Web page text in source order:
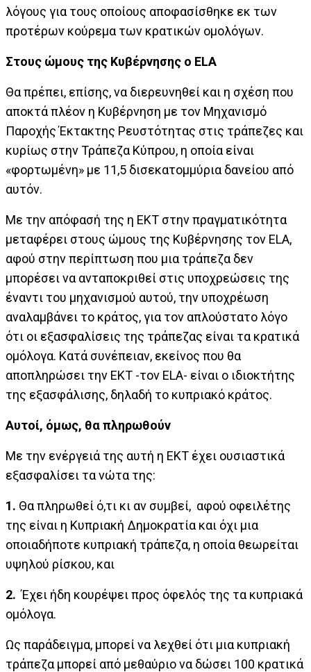
λόγους για τους οποίους αποφασίσθηκε εκ των
προτέρων κούρεμα των κρατικών ομολόγων.
Στους ώμους της Κυβέρνησης ο ELA
Θα πρέπει, επίσης, να διερευνηθεί και η σχέση που
αποκτά πλέον η Κυβέρνηση με τον Μηχανισμό
Παροχής Έκτακτης Ρευστότητας στις τράπεζες και
κυρίως στην Τράπεζα Κύπρου, η οποία είναι
«φορτωμένη» με 11,5 δισεκατομμύρια δανείου από
αυτόν.
Με την απόφασή της η ΕΚΤ στην πραγματικότητα
μεταφέρει στους ώμους της Κυβέρνησης τον ELA,
αφού στην περίπτωση που μια τράπεζα δεν
μπορέσει να ανταποκριθεί στις υποχρεώσεις της
έναντι του μηχανισμού αυτού, την υποχρέωση
αναλαμβάνει το κράτος, για τον απλούστατο λόγο
ότι οι εξασφαλίσεις της τράπεζας είναι τα κρατικά
ομόλογα. Κατά συνέπειαν, εκείνος που θα
αποπληρώσει την ΕΚΤ -τον ELA- είναι ο ιδιοκτήτης
της εξασφάλισης, δηλαδή το κυπριακό κράτος.
Aυτοί, όμως, θα πληρωθούν
Με την ενέργειά της αυτή η ΕΚΤ έχει ουσιαστικά
εξασφαλίσει τα νώτα της:
1. Θα πληρωθεί ό,τι κι αν συμβεί, αφού οφειλέτης
της είναι η Κυπριακή Δημοκρατία και όχι μια
οποιαδήποτε κυπριακή τράπεζα, η οποία θεωρείται
υψηλού ρίσκου, και
2. Έχει ήδη κουρέψει προς όφελός της τα κυπριακά
ομόλογα.
Ως παράδειγμα, μπορεί να λεχθεί ότι μια κυπριακή
τράπεζα μπορεί από μεθαύριο να δώσει 100 κρατικά